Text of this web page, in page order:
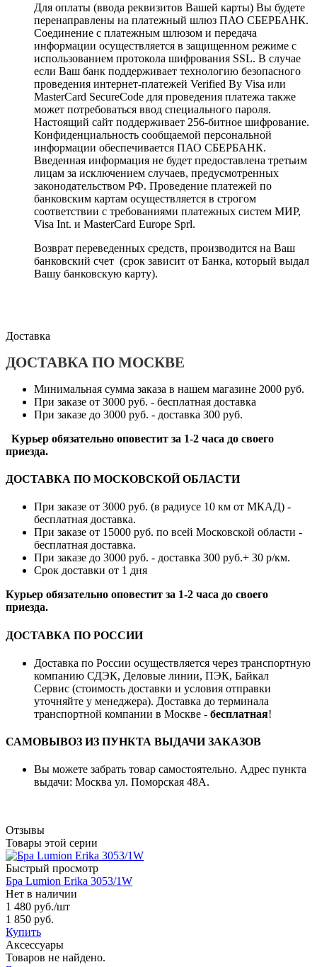
Для оплаты (ввода реквизитов Вашей карты) Вы будете
перенаправлены на платежный шлюз ПАО СБЕРБАНК.
Соединение с платежным шлюзом и передача
информации осуществляется в защищенном режиме с
использованием протокола шифрования SSL. В случае
если Ваш банк поддерживает технологию безопасного
проведения интернет-платежей Verified By Visa или
MasterCard SecureCode для проведения платежа также
может потребоваться ввод специального пароля.
Настоящий сайт поддерживает 256-битное шифрование.
Конфиденциальность сообщаемой персональной
информации обеспечивается ПАО СБЕРБАНК.
Введенная информация не будет предоставлена третьим
лицам за исключением случаев, предусмотренных
законодательством РФ. Проведение платежей по
банковским картам осуществляется в строгом
соответствии с требованиями платежных систем МИР,
Visa Int. и MasterCard Europe Sprl.
Возврат переведенных средств, производится на Ваш
банковский счет (срок зависит от Банка, который выдал
Вашу банковскую карту).
Доставка
ДОСТАВКА ПО МОСКВЕ
Минимальная сумма заказа в нашем магазине 2000 руб.
При заказе от 3000 руб. - бесплатная доставка
При заказе до 3000 руб. - доставка 300 руб.
Курьер обязательно оповестит за 1-2 часа до своего
приезда.
ДОСТАВКА ПО МОСКОВСКОЙ ОБЛАСТИ
При заказе от 3000 руб. (в радиусе 10 км от МКАД) -
бесплатная доставка.
При заказе от 15000 руб. по всей Московской области -
бесплатная доставка.
При заказе до 3000 руб. - доставка 300 руб.+ 30 р/км.
Срок доставки от 1 дня
Курьер обязательно оповестит за 1-2 часа до своего
приезда.
ДОСТАВКА ПО РОССИИ
Доставка по России осуществляется через транспортную
компанию СДЭК, Деловые линии, ПЭК, Байкал
Сервис (стоимость доставки и условия отправки
уточняйте у менеджера). Доставка до терминала
транспортной компании в Москве - бесплатная!
САМОВЫВОЗ ИЗ ПУНКТА ВЫДАЧИ ЗАКАЗОВ
Вы можете забрать товар самостоятельно. Адрес пункта
выдачи: Москва ул. Поморская 48А.
Отзывы
Товары этой серии
Быстрый просмотр
Бра Lumion Erika 3053/1W
Нет в наличии
1 480 руб./шт
1 850 руб.
Купить
Аксессуары
Товаров не найдено.